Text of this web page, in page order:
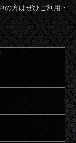
の方はぜひご利用・